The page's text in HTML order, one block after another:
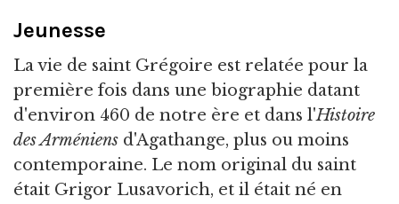
Jeunesse
La vie de saint Grégoire est relatée pour la
première fois dans une biographie datant
d'environ 460 de notre ère et dans l'Histoire
des Arméniens d'Agathange, plus ou moins
contemporaine. Le nom original du saint
était Grigor Lusavorich, et il était né en